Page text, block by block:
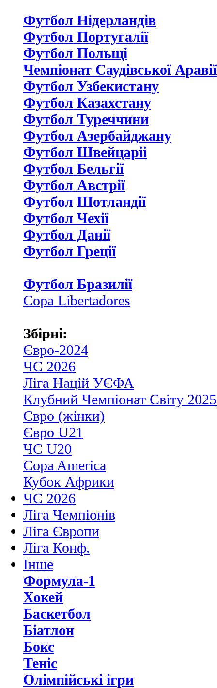
Футбол Нідерландiв
Футбол Португалії
Футбол Польщі
Чемпіонат Саудівської Аравії
Футбол Узбекистану
Футбол Казахстану
Футбол Туреччини
Футбол Азербайджану
Футбол Швейцаріі
Футбол Бельгії
Футбол Австрії
Футбол Шотландії
Футбол Чехії
Футбол Данії
Футбол Греції
Футбол Бразилії
Copa Libertadores
Збірні:
Євро-2024
ЧС 2026
Ліга Націй УЄФА
Клубний Чемпіонат Світу 2025
Євро (жінки)
Євро U21
ЧС U20
Copa America
Кубок Африки
ЧС 2026
Ліга Чемпіонів
Ліга Європи
Ліга Конф.
Інше
Формула-1
Хокей
Баскетбол
Біатлон
Бокс
Теніс
Олімпійські ігри